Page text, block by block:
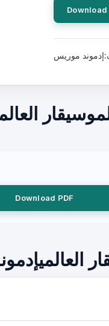
Download
موريس
Download PDF